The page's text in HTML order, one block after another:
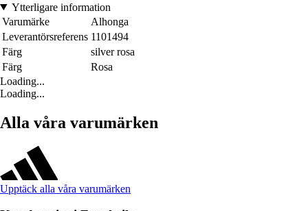
Ytterligare information
Varumärke
Alhonga
Leverantörsreferens 1101494
Färg
silver rosa
Färg
Rosa
Loading...
Loading...
Alla våra varumärken
Upptäck alla våra varumärken